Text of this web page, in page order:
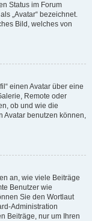
Status im Forum
„Avatar“ bezeichnet.
Bild, welches von
einen Avatar über eine
Remote oder
ob und wie die
Avatar benutzen können,
an, wie viele Beiträge
Benutzer wie
Sie den Wortlaut
Administration
Beiträge, nur um Ihren